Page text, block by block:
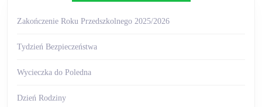
Zakończenie Roku Przedszkolnego 2025/2026
Tydzień Bezpieczeństwa
Wycieczka do Poledna
Dzień Rodziny